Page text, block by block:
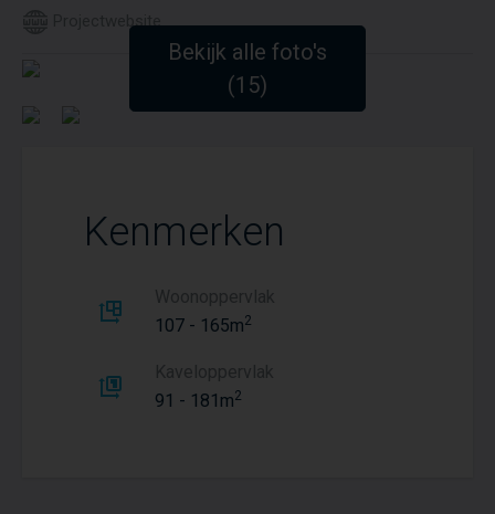
Projectwebsite
Bekijk alle foto's
(15)
Kenmerken
Woonoppervlak
107 - 165m2
Kaveloppervlak
91 - 181m2